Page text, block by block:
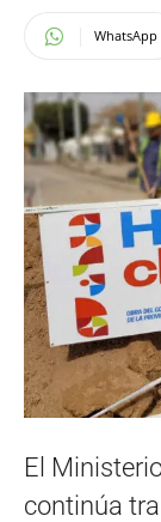
WhatsApp
El
continúa